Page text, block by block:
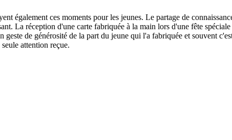
également ces moments pour les jeunes. Le partage de
La réception d'une carte fabriquée à la main lors d'une fête spéciale
de générosité de la part du jeune qui l'a fabriquée et souvent
seule attention reçue.